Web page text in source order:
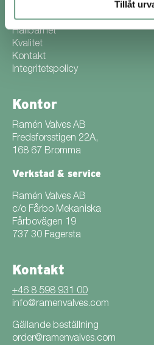
Tillåt
Om oss
Hållbarhet
Kvalitet
Kontakt
Integritetspolicy
Kontor
Ramén Valves AB
Fredsforsstigen 22A,
168 67 Bromma
Verkstad & service
Ramén Valves AB
c/o Fårbo Mekaniska
Fårbovägen 19
737 30 Fagersta
Kontakt
+46 8 598 931 00
info@ramenvalves.com
Gällande beställning
order@ramenvalves.com